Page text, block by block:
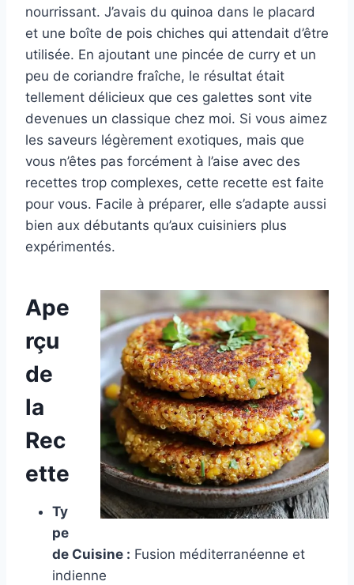
nourrissant. J’avais du quinoa dans le placard
et une boîte de pois chiches qui attendait d’être
utilisée. En ajoutant une pincée de curry et un
peu de coriandre fraîche, le résultat était
tellement délicieux que ces galettes sont vite
devenues un classique chez moi. Si vous aimez
les saveurs légèrement exotiques, mais que
vous n’êtes pas forcément à l’aise avec des
recettes trop complexes, cette recette est faite
pour vous. Facile à préparer, elle s’adapte aussi
bien aux débutants qu’aux cuisiniers plus
expérimentés.
Ape
rçu
de
la
Rec
ette
Ty
pe
de Cuisine : Fusion méditerranéenne et
indienne